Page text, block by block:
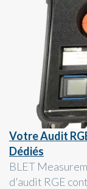
Votre Audit
Dédiés
BLET
d'audit RGE